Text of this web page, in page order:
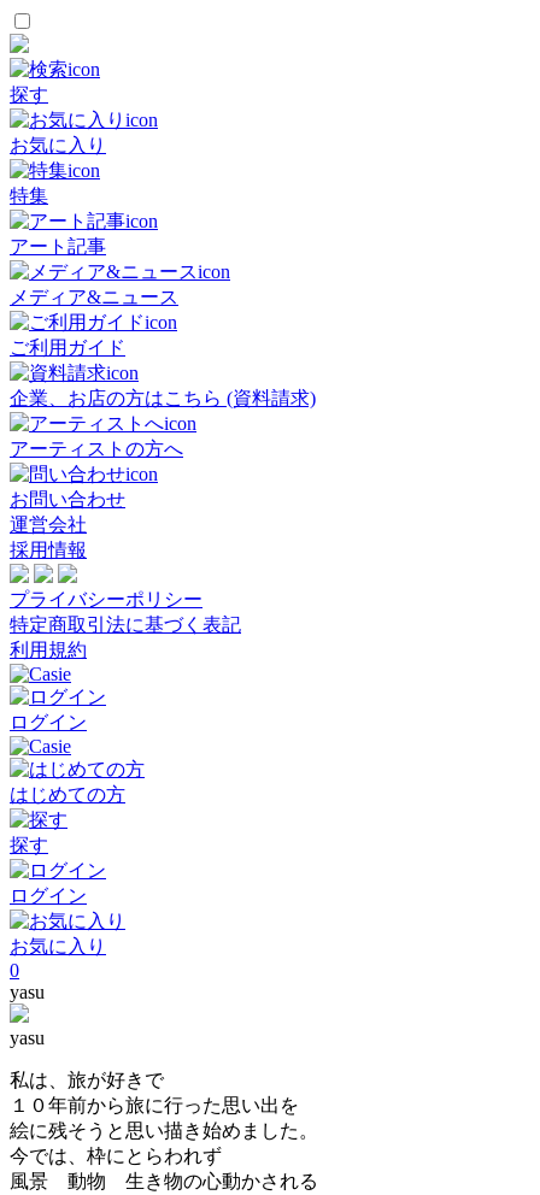
探す
お気に入り
特集
アート記事
メディア&ニュース
ご利用ガイド
企業、お店の方はこちら (資料請求)
アーティストの方へ
お問い合わせ
運営会社
採用情報
プライバシーポリシー
特定商取引法に基づく表記
利用規約
ログイン
はじめての方
探す
ログイン
お気に入り
0
yasu
yasu
私は、旅が好きで
１０年前から旅に行った思い出を
絵に残そうと思い描き始めました。
今では、枠にとらわれず
風景 動物 生き物の心動かされる